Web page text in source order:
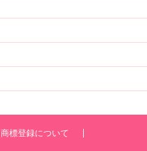
商標登録について